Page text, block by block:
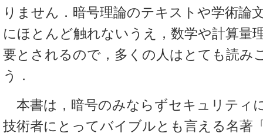
りません．暗号理論のテキストや学術論
にほとんど触れないうえ，数学や計算量
要とされるので，多くの人はとても読み
う．
本書は，暗号のみならずセキュリティ
技術者にとってバイブルとも言える名著